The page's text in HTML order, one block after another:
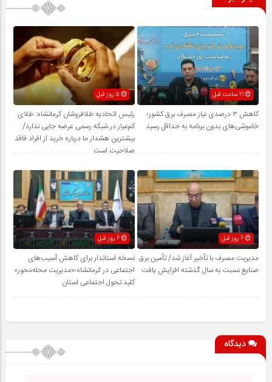
21 ساعت قبل
کاهش ۳ درصدی نیاز مصرف برق کشور؛
خاموشی‌های بدون برنامه به حداقل رسید
رئیس اتحادیه طلافروشان کرمانشاه: طلای
کم‌عیار در شبکه رسمی عرضه جایی ندارد/
بیشترین هشدار ما درباره خرید از افراد فاقد
صلاحیت است
6 روز قبل
مدیریت مصرف با تأخیر آغاز شد/ تأمین برق
صنایع نسبت به سال گذشته افزایش یافت
نسخه استاندار برای کاهش آسیب‌های
اجتماعی در کرمانشاه؛«مدیریت محله‌محور»
کلید تحول اجتماعی استان
دیدگاه